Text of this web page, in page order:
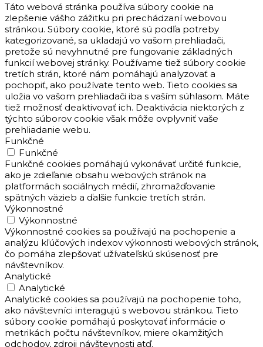
Táto webová stránka používa súbory cookie na
zlepšenie vášho zážitku pri prechádzaní webovou
stránkou. Súbory cookie, ktoré sú podľa potreby
kategorizované, sa ukladajú vo vašom prehliadači,
pretože sú nevyhnutné pre fungovanie základných
funkcií webovej stránky. Používame tiež súbory cookie
tretích strán, ktoré nám pomáhajú analyzovať a
pochopiť, ako používate tento web. Tieto cookies sa
uložia vo vašom prehliadači iba s vaším súhlasom. Máte
tiež možnosť deaktivovať ich. Deaktivácia niektorých z
týchto súborov cookie však môže ovplyvniť vaše
prehliadanie webu.
Funkčné
Funkčné
Funkčné cookies pomáhajú vykonávať určité funkcie,
ako je zdieľanie obsahu webových stránok na
platformách sociálnych médií, zhromažďovanie
spätných väzieb a ďalšie funkcie tretích strán.
Výkonnostné
Výkonnostné
Výkonnostné cookies sa používajú na pochopenie a
analýzu kľúčových indexov výkonnosti webových stránok,
čo pomáha zlepšovať užívateľskú skúsenosť pre
návštevníkov.
Analytické
Analytické
Analytické cookies sa používajú na pochopenie toho,
ako návštevníci interagujú s webovou stránkou. Tieto
súbory cookie pomáhajú poskytovať informácie o
metrikách počtu návštevníkov, miere okamžitých
odchodov, zdroji návštevnosti atď.